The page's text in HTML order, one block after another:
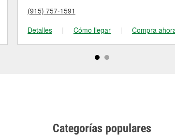
(915) 757-1591
Detalles
| Cómo llegar | Compra
Categorías populares